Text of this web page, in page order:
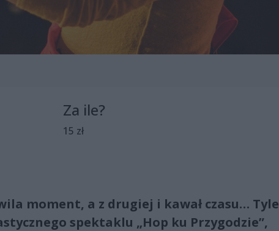
Za ile?
15 zł
moment, a z drugiej i kawał czasu… Tyle
spektaklu „Hop ku Przygodzie”,